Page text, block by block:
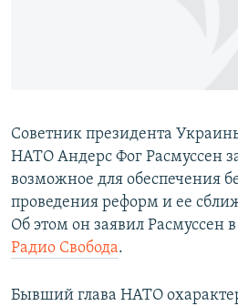
Все сайты RFE/RL
Советник президента
НАТО Андерс Фог Расмуссен
возможное для обеспечения
проведения реформ и ее
Об этом он заявил Расмуссен
Радио Свобода.
Бывший глава НАТО